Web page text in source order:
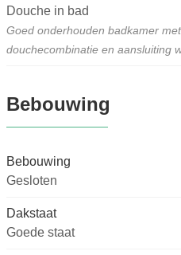
Douche in bad
Goed onderhouden badkamer
douchecombinatie en aansluiting
Bebouwing
Bebouwing
Gesloten
Dakstaat
Goede staat